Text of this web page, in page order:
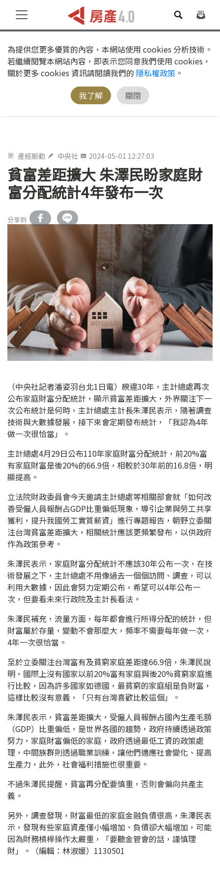
為提供您更多優質的內容，本網站使用 cookies 分析技術。
若繼續閱覽本網站內容，即表示您同意我們使用 cookies，
關於更多 cookies 資訊請閱讀我們的 隱私權政策 。
我了解
關閉
產經脈動 中央社 2024-05-01 12:27:03
貧富差距擴大 朱澤民盼家庭財
富分配統計4年發布一次
分享到
（中央社記者潘姿羽台北1日電）睽違30年，主計總處再次
公布家庭財富分配統計，顯示貧富差距擴大，外界關注下一
次公布統計是何時，主計總處主計長朱澤民表示，隨著調查
技術與大數據發展，接下來會定期發布統計，「我認為4年
做一次很恰當」。
主計總處4月29日公布110年家庭財富分配統計，前20%富
有家庭財富是後20%的66.9倍，相較於30年前的16.8倍，明
顯提高。
立法院財政委員會今天邀請主計總處等相關部會就「如何改
善受僱人員報酬占GDP比重偏低現象，導引企業與勞工共享
獲利，提升我國勞工實質薪資」進行專題報告，朝野立委關
注台灣貧富差距擴大，相關統計應該更頻繁發布，以供政府
作為政策參考。
朱澤民表示，家庭財富分配統計不應該30年公布一次，在技
術發展之下，主計總處不用像過去一個個訪問、調查，可以
利用大數據，因此會努力定期公布，希望可以4年公布一
次，但要看未來行政院及主計長看法。
朱澤民補充，流量方面，每年都會進行所得分配的統計，但
財富屬於存量，變動不會那麼大，頻率不需要每年做一次，
4年一次很恰當。
至於立委關注台灣富有及貧窮家庭差距達66.9倍，朱澤民說
明，國際上沒有國家以前20%富有家庭與後20%貧窮家庭進
行比較，因為許多國家如德國，最貧窮的家庭組是負財富，
這樣比較沒有意義，「只有台灣喜歡比較這個」。
朱澤民表示，貧富差距擴大，受僱人員報酬占國內生產毛額
（GDP）比重偏低，是世界各國的趨勢，政府持續透過政策
努力，家庭財富偏低的家庭，政府透過最低工資的政策處
理，中間族群則透過職業訓練，讓他們適應社會變化、提高
生產力，此外，社會福利措施也很重要。
不過朱澤民提醒，貧富再分配要慎重，否則會偏向共產主
義。
另外，調查發現，財富最低的家庭金融負債很高，朱澤民表
示，發現有些家庭資產僅小幅增加、負債卻大幅增加，可能
因為財務槓桿操作太嚴重，「要聽金管會的話，謹慎理
財」。（編輯：林淑媛）1130501